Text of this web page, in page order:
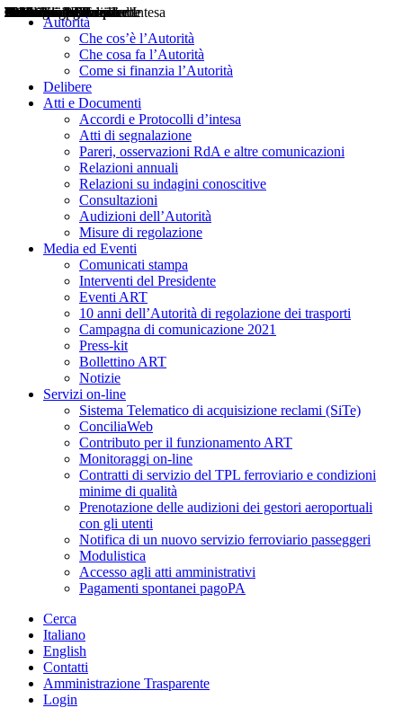
Autorità
Che cos’è l’Autorità
Che cosa fa l’Autorità
Come si finanzia l’Autorità
Delibere
Atti e Documenti
Accordi e Protocolli d’intesa
Atti di segnalazione
Pareri, osservazioni RdA e altre comunicazioni
Relazioni annuali
Relazioni su indagini conoscitive
Consultazioni
Audizioni dell’Autorità
Misure di regolazione
Media ed Eventi
Comunicati stampa
Interventi del Presidente
Eventi ART
10 anni dell’Autorità di regolazione dei trasporti
Campagna di comunicazione 2021
Press-kit
Bollettino ART
Notizie
Servizi on-line
Sistema Telematico di acquisizione reclami (SiTe)
ConciliaWeb
Contributo per il funzionamento ART
Monitoraggi on-line
Contratti di servizio del TPL ferroviario e condizioni
minime di qualità
Prenotazione delle audizioni dei gestori aeroportuali
con gli utenti
Notifica di un nuovo servizio ferroviario passeggeri
Modulistica
Accesso agli atti amministrativi
Pagamenti spontanei pagoPA
Cerca
Italiano
English
Contatti
Amministrazione Trasparente
Login
Delibere
Pareri
Consultazioni
Audizioni
Atti di Segnalazione
Accordi e Protocolli d'Intesa
Relazioni annuali
Misure di regolazione
Notizie
Comunicati Stampa
Bollettini ART
Convegni ART
Interviste del Presidente
Articoli in primo piano
Interventi del Presidente
2004
2005
2010
2013
2014
2015
2016
2017
2018
2019
202
2020
2021
2022
2023
2024
2025
2026
Aereo
Marittimo
Terrestre